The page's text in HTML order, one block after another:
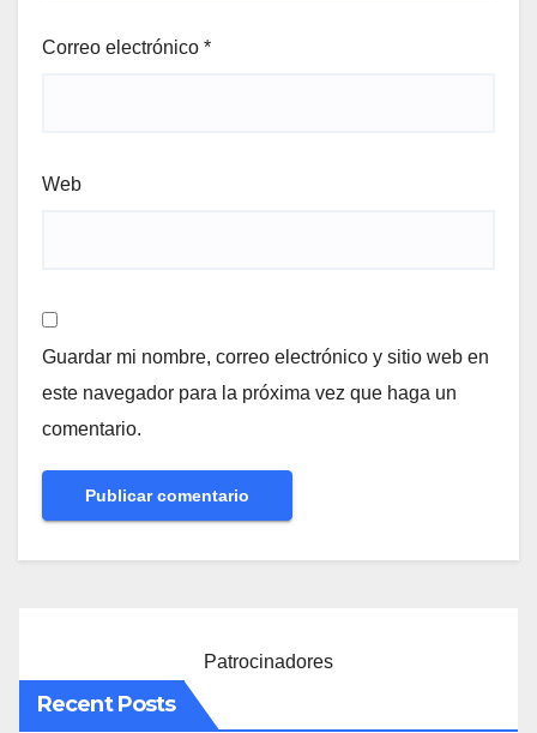
Correo electrónico *
Web
Guardar mi nombre, correo electrónico y sitio web en
este navegador para la próxima vez que haga un
comentario.
Patrocinadores
Recent Posts